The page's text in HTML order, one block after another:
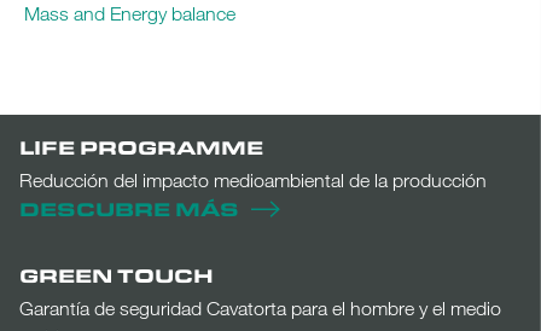
Mass and Energy balance
LIFE PROGRAMME
Reducción del impacto medioambiental de la producción
DESCUBRE MÁS
GREEN TOUCH
Garantía de seguridad Cavatorta para el hombre y el medio